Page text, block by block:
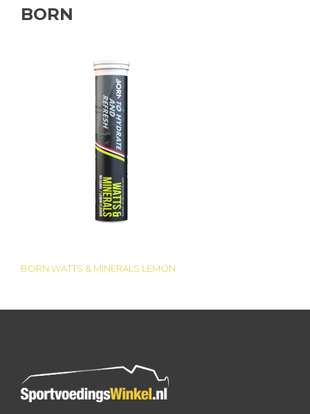
BORN
Bericht
navigatie
BORN WATTS & MINERALS LEMON